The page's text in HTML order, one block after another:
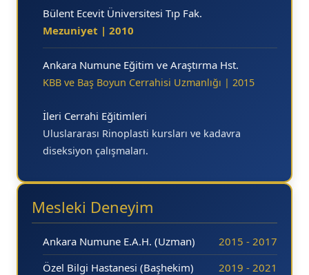
Bülent Ecevit Üniversitesi Tıp Fak.
Mezuniyet | 2010
Ankara Numune Eğitim ve Araştırma Hst.
KBB ve Baş Boyun Cerrahisi Uzmanlığı | 2015
İleri Cerrahi Eğitimleri
Uluslararası Rinoplasti kursları ve kadavra
diseksiyon çalışmaları.
Mesleki Deneyim
Ankara Numune E.A.H. (Uzman)
2015 - 2017
Özel Bilgi Hastanesi (Başhekim)
2019 - 2021